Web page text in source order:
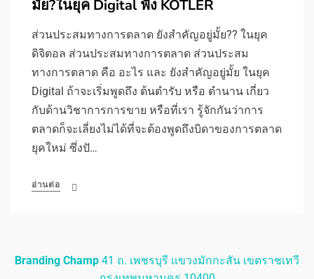
มั้ย?ในยุค Digital ฟัง KOTLER
ส่วนประสมทางการตลาด ยังสำคัญอยู่มั้ย?? ในยุค
ดิจิตอล ส่วนประสมทางการตลาด ส่วนประสม
ทางการตลาด คือ อะไร และ ยังสำคัญอยู่มั้ย ในยุค
Digital ถ้าจะเริ่มพูดถึง ต้นตำรับ หรือ ตำนาน เกี่ยว
กับด้านวิชาการการขาย หรือที่เรา รู้จักกันว่าการ
ตลาดก็จะเลี่ยงไม่ได้ที่จะต้องพูดถึงบิดาของการตลาด
ยุคใหม่ ซึ่งปั…
อ่านต่อ
Branding Champ 41 ถ. เพชรบุรี แขวงมักกะสัน เขตราชเทวี